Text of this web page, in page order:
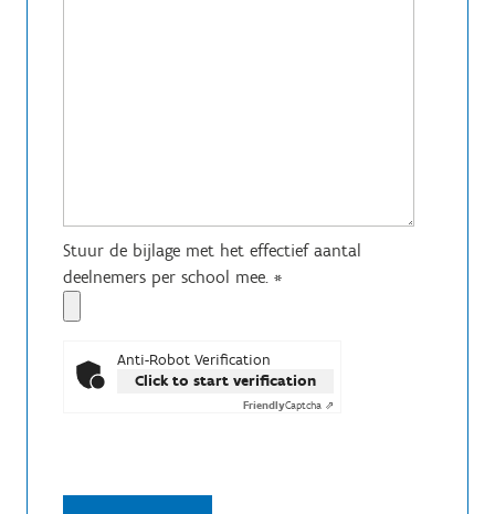
Stuur de bijlage met het effectief aantal
deelnemers per school mee. *
Anti-Robot Verification
Click to start verification
FriendlyCaptcha ⇗